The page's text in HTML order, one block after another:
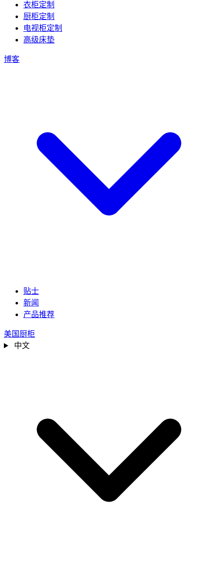
衣柜定制
厨柜定制
电视柜定制
高级床垫
博客
贴士
新闻
产品推荐
美国厨柜
中文